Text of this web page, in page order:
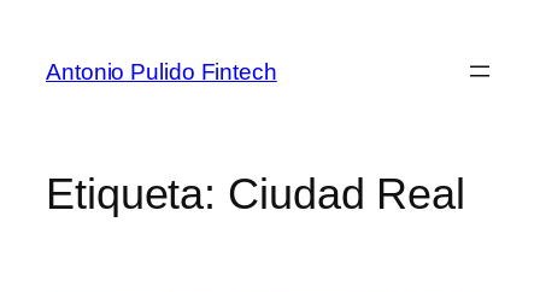
Antonio Pulido Fintech
Etiqueta: Ciudad Real